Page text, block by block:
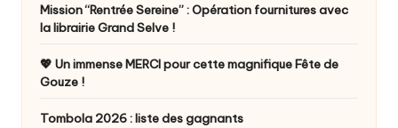
Mission “Rentrée Sereine” : Opération fournitures avec
la librairie Grand Selve !
💖 Un immense MERCI pour cette magnifique Fête de
Gouze !
Tombola 2026 : liste des gagnants